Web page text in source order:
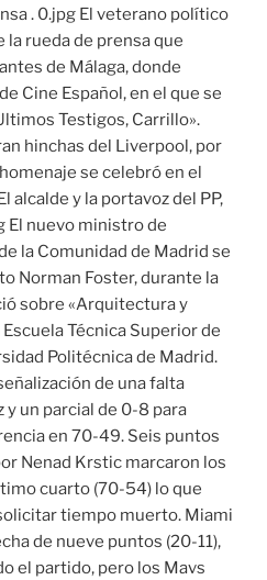
. 0.jpg El veterano político
rueda de prensa que
de Málaga, donde
Cine Español, en el que se
Testigos, Carrillo».
hinchas del Liverpool, por
se celebró en el
alcalde y la portavoz del PP,
El nuevo ministro de
la Comunidad de Madrid se
Norman Foster, durante la
sobre «Arquitectura y
Técnica Superior de
Politécnica de Madrid.
de una falta
y un parcial de 0-8 para
en 70-49. Seis puntos
Nenad Krstic marcaron los
cuarto (70-54) lo que
tiempo muerto. Miami
de nueve puntos (20-11),
el partido, pero los Mavs